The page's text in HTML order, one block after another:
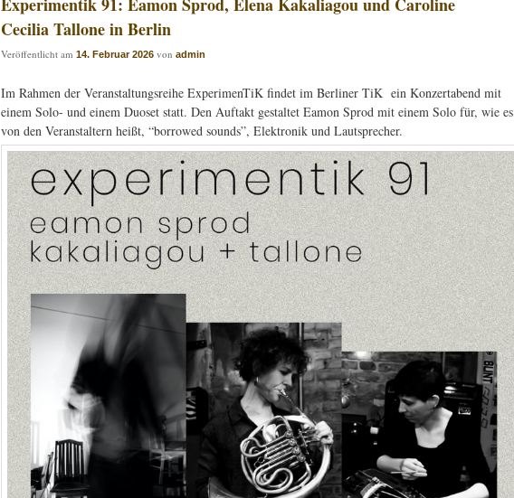
Cecilia Tallone in Berlin
Veröffentlicht am 14. Februar 2026 von admin
Im Rahmen der Veranstaltungsreihe ExperimenTiK findet im Berliner TiK ein Konzertabend mit
einem Solo- und einem Duoset statt. Den Auftakt gestaltet Eamon Sprod mit einem Solo für, wie es
von den Veranstaltern heißt, “borrowed sounds”, Elektronik und Lautsprecher.